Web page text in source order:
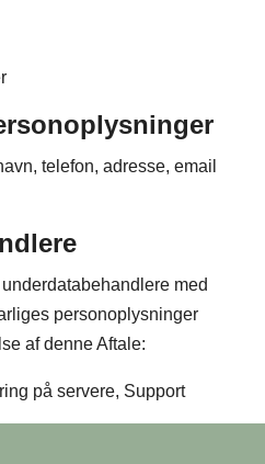
telefon, adresse, email
med
personoplysninger
af denne Aftale:
på servere, Support